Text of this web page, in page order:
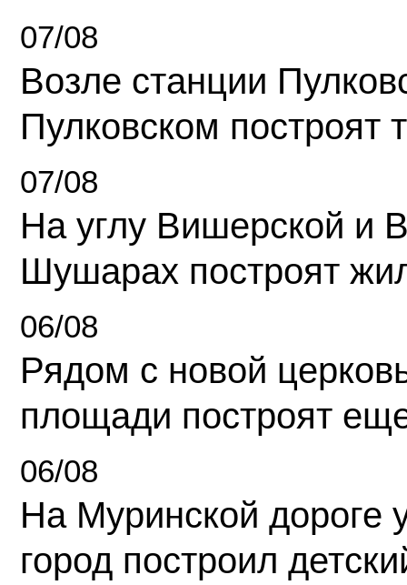
07/08
Возле станции
Пулковском построят
07/08
На углу Вишерской и
Шушарах построят
06/08
Рядом с новой
площади построят
06/08
На Муринской дороге
город построил